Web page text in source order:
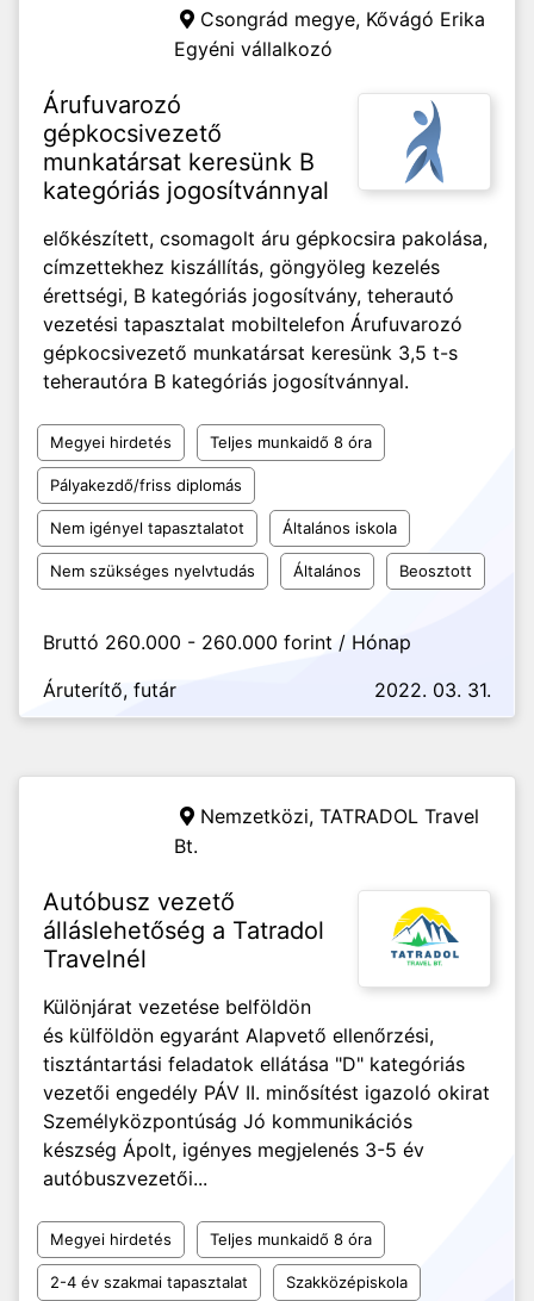
Csongrád megye, Kővágó Erika
Egyéni vállalkozó
Árufuvarozó
gépkocsivezető
munkatársat keresünk B
kategóriás jogosítvánnyal
előkészített, csomagolt áru gépkocsira pakolása,
címzettekhez kiszállítás, göngyöleg kezelés
érettségi, B kategóriás jogosítvány, teherautó
vezetési tapasztalat mobiltelefon Árufuvarozó
gépkocsivezető munkatársat keresünk 3,5 t-s
teherautóra B kategóriás jogosítvánnyal.
Megyei hirdetés Teljes munkaidő 8 óra
Pályakezdő/friss diplomás
Nem igényel tapasztalatot Általános iskola
Nem szükséges nyelvtudás Általános Beosztott
Bruttó 260.000 - 260.000 forint / Hónap
Áruterítő, futár
2022. 03. 31.
Nemzetközi, TATRADOL Travel
Bt.
Autóbusz vezető
álláslehetőség a Tatradol
Travelnél
Különjárat vezetése belföldön
és külföldön egyaránt Alapvető ellenőrzési,
tisztántartási feladatok ellátása "D" kategóriás
vezetői engedély PÁV II. minősítést igazoló okirat
Személyközpontúság Jó kommunikációs
készség Ápolt, igényes megjelenés 3-5 év
autóbuszvezetői...
Megyei hirdetés Teljes munkaidő 8 óra
2-4 év szakmai tapasztalat Szakközépiskola